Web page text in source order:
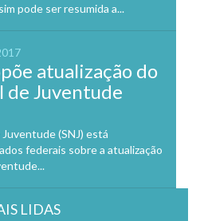
pode ser resumida a...
atualização do
de Juventude
(SNJ) está
federais sobre a atualização
LIDAS